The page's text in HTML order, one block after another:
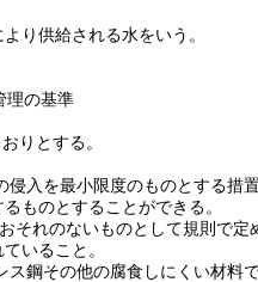
り供給される水をいう。
理の基準
りとする。
入を最小限度のものとする措
ものとすることができる。
それのないものとして規則で定
いること。
鋼その他の腐食しにくい材料